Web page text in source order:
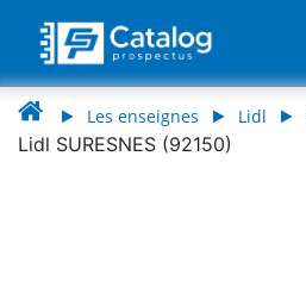
Les enseignes Lidl
Lidl SURESNES (92150)